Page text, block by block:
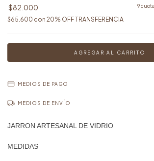
$82.000 9
$65.600 con 20% OFF TRANSFERENCIA
MEDIOS DE PAGO
MEDIOS DE ENVÍO
JARRON ARTESANAL DE VIDRIO
MEDIDAS